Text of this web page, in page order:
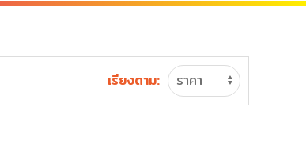
เรียงตาม: